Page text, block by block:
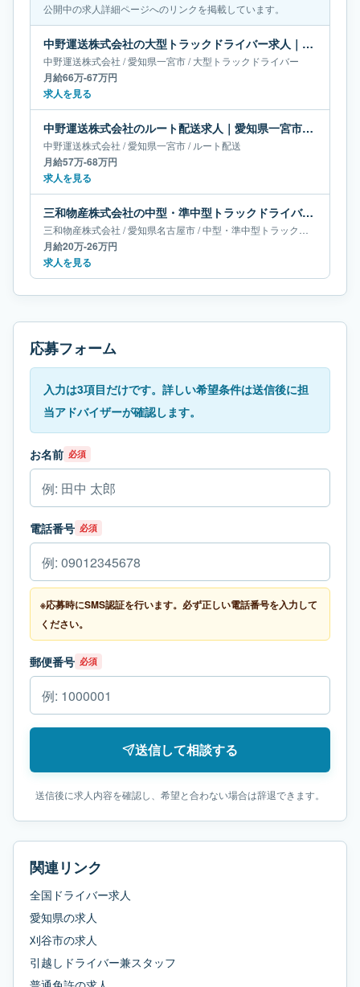
公開中の求人詳細ページへのリンクを掲載しています。
中野運送株式会社の大型トラックドライバー求人｜愛知県一宮市｜月給66万-67万円
中野運送株式会社 /愛知県一宮市/大型トラックドライバー
月給66万-67万円
求人を見る
中野運送株式会社のルート配送求人｜愛知県一宮市｜月給57万-68万円
中野運送株式会社 /愛知県一宮市/ ルート配送
月給57万-68万円
求人を見る
三和物産株式会社の中型・準中型トラックドライバー求人｜愛知県名古屋市｜月給20万-26万円
三和物産株式会社 /愛知県名古屋市/中型・準中型トラックドライバー
月給20万-26万円
求人を見る
応募フォーム
入力は3項目だけです。詳しい希望条件は送信後に担
当アドバイザーが確認します。
お名前 必須
電話番号 必須
※応募時にSMS認証を行います。必ず正しい電話番号を入力して
ください。
郵便番号 必須
送信して相談する
送信後に求人内容を確認し、希望と合わない場合は辞退できます。
関連リンク
全国ドライバー求人
愛知県の求人
刈谷市の求人
引越しドライバー兼スタッフ